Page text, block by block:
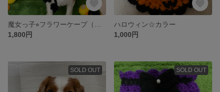
1,800円
ハロウィン☆カラー
1,000円
SOLD OUT SOLD OUT